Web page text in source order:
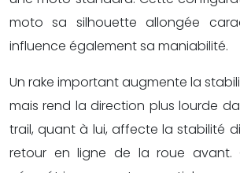
moto sa silhouette allongée
influence également sa maniabilité.
Un rake important augmente la
mais rend la direction plus lourde
trail, quant à lui, affecte la stabilité
retour en ligne de la roue avant.